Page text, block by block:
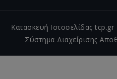
Κατασκευή Ιστοσελίδας tcp.gr
Σύστημα Διαχείρισης